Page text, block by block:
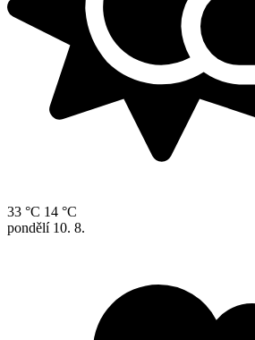
33 °C 14 °C
pondělí 10. 8.